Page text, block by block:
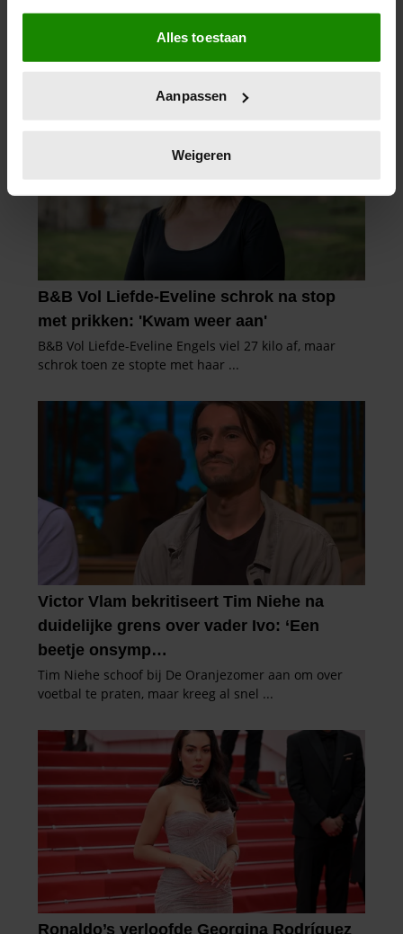
Als u het toestaat, willen we ook graag:
Informatie verzamelen over uw geografische
locatie, die tot een paar meter nauwkeurig kan zijn
scannen op specifieke eigenschappen (fingerprinting)
verwerkt en stel uw voorkeuren in het
intrekken in de Cookieverklaring.
We gebruiken cookies om content en advertenties te
personaliseren, om functies voor social media te bieden
en om ons websiteverkeer te analyseren. Ook delen we
informatie over uw gebruik van onze site met onze
partners voor social media, adverteren en analyse. Deze
partners kunnen deze gegevens combineren met andere
informatie die u aan ze heeft verstrekt of die ze hebben
gaat akkoord met onze cookies als u onze website blijft
Alles toestaan
Aanpassen
Weigeren